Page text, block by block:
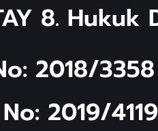
8. Hukuk
2018/3358
2019/4119